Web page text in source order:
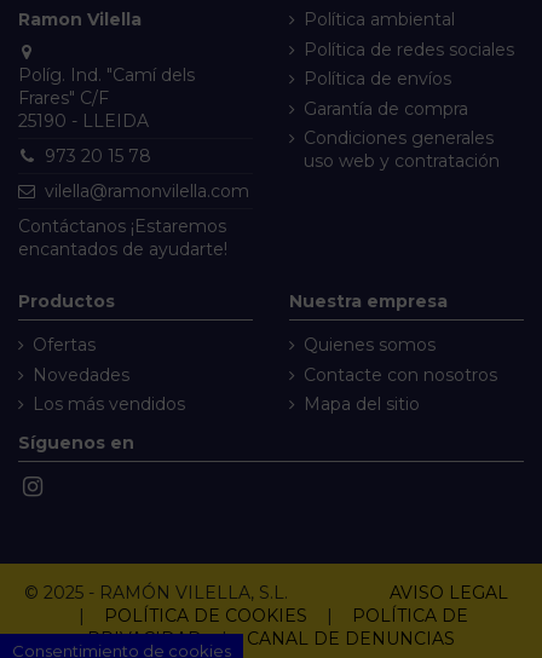
Ramon Vilella
Políg. Ind. "Camí dels
Frares" C/F
25190 - LLEIDA
973 20 15 78
vilella@ramonvilella.com
Contáctanos ¡Estaremos
encantados de ayudarte!
Política ambiental
Política de redes sociales
Política de envíos
Garantía de compra
Condiciones generales
uso web y contratación
Productos
Ofertas
Novedades
Los más vendidos
Nuestra empresa
Quienes somos
Contacte con nosotros
Mapa del sitio
Síguenos en
© 2025 - RAMÓN VILELLA, S.L. AVISO LEGAL
|
POLÍTICA DE COOKIES |
POLÍTICA DE
PRIVACIDAD| CANAL DE DENUNCIAS
Consentimiento de cookies